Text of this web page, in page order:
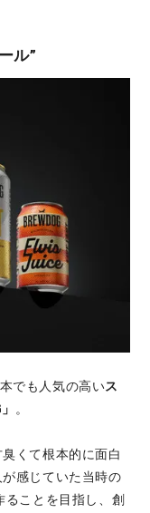
ル”
でも人気の高いス
。
くて根本的に面白
感じていた当時の
ことを目指し、創